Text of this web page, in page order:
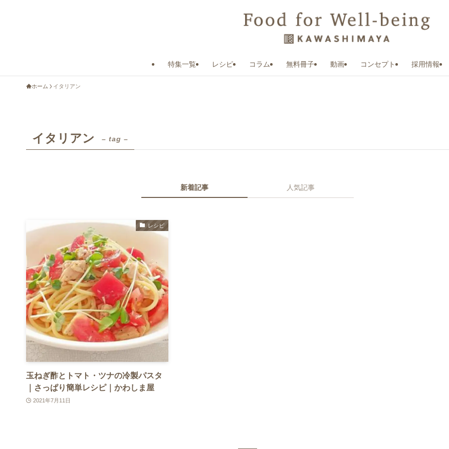
特集一覧 レシピ コラム 無料冊子 動画 コンセプト 採用情報
ホーム イタリアン
イタリアン – tag –
新着記事 人気記事
レシピ
玉ねぎ酢とトマト・ツナの冷製パスタ
｜さっぱり簡単レシピ｜かわしま屋
2021年7月11日